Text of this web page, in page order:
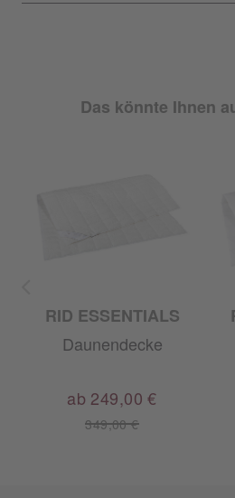
Das könnte Ihnen
RID ESSENTIALS
Daunendecke
349,00 €
ab 249,00 €